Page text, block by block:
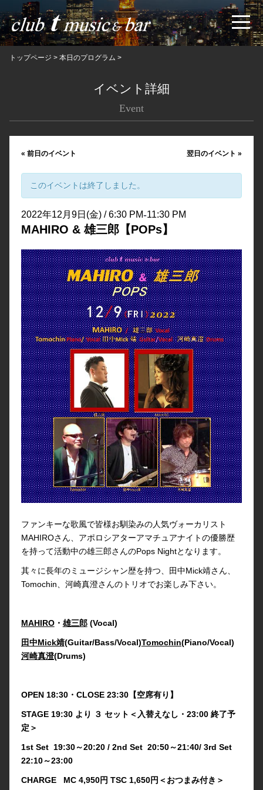
トップページ > 本日のプログラム >
イベント詳細
Event
« 前日のイベント 翌日のイベント»
このイベントは終了しました。
2022年12月9日(金) / 6:30 PM-11:30 PM
MAHIRO & 雄三郎【POPs】
ファンキーな歌風で皆様お馴染みの人気ヴォーカリスト
MAHIROさん、アポロシアターアマチュアナイトの優勝歴
を持って活動中の雄三郎さんのPops Nightとなります。
其々に長年のミュージシャン歴を持つ、田中Mick靖さん、
Tomochin、河崎真澄さんのトリオでお楽しみ下さい。
MAHIRO・ 雄三郎(Vocal)
田中Mick靖(Guitar/Bass/Vocal)Tomochin(Piano/Vocal)
河崎真澄(Drums)
OPEN 18:30・CLOSE 23:30【空席有り】
STAGE 19:30 より ３ セット＜入替えなし・23:00 終了予
定＞
1st Set 19:30～20:20 / 2nd Set 20:50～21:40/ 3rd Set
22:10～23:00
CHARGE MC 4,950円 TSC 1,650円＜おつまみ付き＞